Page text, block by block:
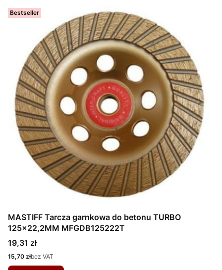
Bestseller
MASTIFF Tarcza garnkowa do betonu TURBO
125x22,2MM MFGDB125222T
Cena
19,31 zł
Cena
15,70 złbez VAT